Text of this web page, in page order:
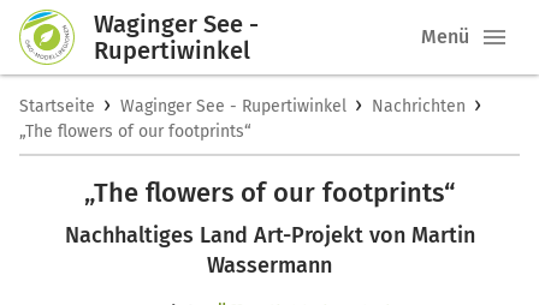
Waginger See -
Rupertiwinkel
Menü
Startseite › Waginger See - Rupertiwinkel › Nachrichten ›
„The flowers of our footprints“
„The flowers of our footprints“
Nachhaltiges Land Art-Projekt von Martin
Wassermann